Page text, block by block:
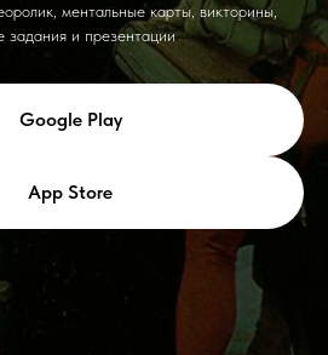
ментальные карты, викторины,
задания и презентации
Google Play
App Store